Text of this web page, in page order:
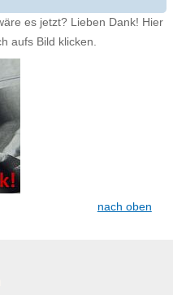
es jetzt? Lieben Dank! Hier
aufs Bild klicken.
nach oben